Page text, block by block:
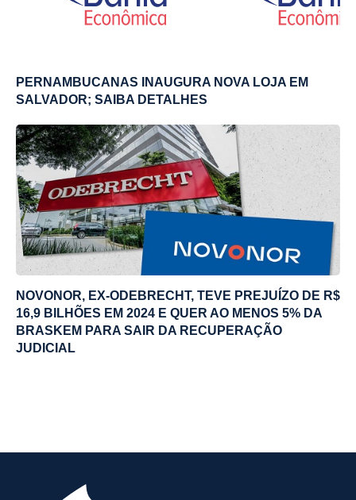
PERNAMBUCANAS INAUGURA NOVA LOJA EM
SALVADOR; SAIBA DETALHES
NOVONOR, EX-ODEBRECHT, TEVE PREJUÍZO DE R$
16,9 BILHÕES EM 2024 E QUER AO MENOS 5% DA
BRASKEM PARA SAIR DA RECUPERAÇÃO
JUDICIAL